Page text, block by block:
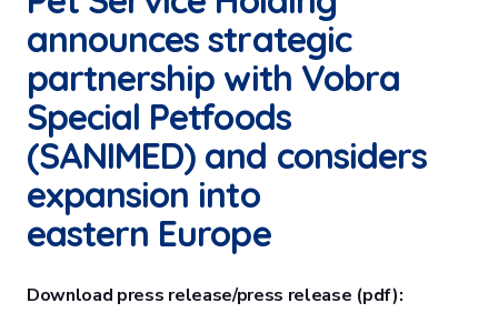
announces strategic
partnership with Vobra
Special Petfoods
(SANIMED) and considers
expansion into
eastern Europe
Download press release/press release (pdf):